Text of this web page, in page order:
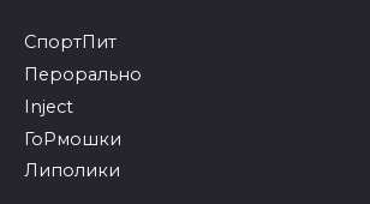
СпортПит
Перорально
Inject
ГоРмошки
Липолики